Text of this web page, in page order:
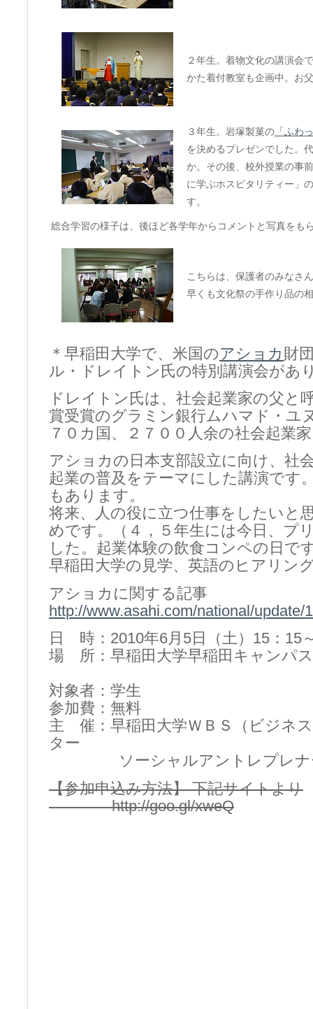
２年生。着物文化の講演会
かた着付教室も企画中。お
３年生。岩塚製菓の 「ふわ
を決めるプレゼンでした。
か。その後、校外授業の事
に学ぶホスピタリティー」
す。
総合学習の様子は、後ほど各学年からコメントと写真をも
こちらは、保護者のみなさ
早くも文化祭の手作り品の
＊早稲田大学で、米国のアショカ 財
ル・ドレイトン氏の特別講演会があ
ドレイトン氏は、社会起業家の父と
賞受賞のグラミン銀行ムハマド・ユ
７０カ国、２７００人余の社会起業
アショカの日本支部設立に向け、社
起業の普及をテーマにした講演です
もあります。
将来、人の役に立つ仕事をしたいと
めです。（４，５年生には今日、プ
した。起業体験の飲食コンペの日で
早稲田大学の見学、英語のヒアリン
アショカに関する記事
http://www.asahi.com/national/
日 時：2010年6月5日（土）15：15
場 所：早稲田大学早稲田キャンパ
対象者：学生
参加費：無料
主 催：早稲田大学ＷＢＳ（ビジネ
ター
ソーシャルアントレプレナ
【参加申込み方法】 下記サイトより
http://goo.gl/xweQ